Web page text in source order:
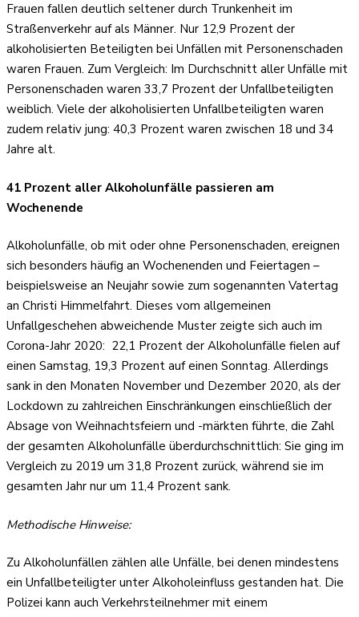
Frauen fallen deutlich seltener durch Trunkenheit im
Straßenverkehr auf als Männer. Nur 12,9 Prozent der
alkoholisierten Beteiligten bei Unfällen mit Personenschaden
waren Frauen. Zum Vergleich: Im Durchschnitt aller Unfälle mit
Personenschaden waren 33,7 Prozent der Unfallbeteiligten
weiblich. Viele der alkoholisierten Unfallbeteiligten waren
zudem relativ jung: 40,3 Prozent waren zwischen 18 und 34
Jahre alt.
41 Prozent aller Alkoholunfälle passieren am
Wochenende
Alkoholunfälle, ob mit oder ohne Personenschaden, ereignen
sich besonders häufig an Wochenenden und Feiertagen –
beispielsweise an Neujahr sowie zum sogenannten Vatertag
an Christi Himmelfahrt. Dieses vom allgemeinen
Unfallgeschehen abweichende Muster zeigte sich auch im
Corona-Jahr 2020: 22,1 Prozent der Alkoholunfälle fielen auf
einen Samstag, 19,3 Prozent auf einen Sonntag. Allerdings
sank in den Monaten November und Dezember 2020, als der
Lockdown zu zahlreichen Einschränkungen einschließlich der
Absage von Weihnachtsfeiern und -märkten führte, die Zahl
der gesamten Alkoholunfälle überdurchschnittlich: Sie ging im
Vergleich zu 2019 um 31,8 Prozent zurück, während sie im
gesamten Jahr nur um 11,4 Prozent sank.
Methodische Hinweise:
Zu Alkoholunfällen zählen alle Unfälle, bei denen mindestens
ein Unfallbeteiligter unter Alkoholeinfluss gestanden hat. Die
Polizei kann auch Verkehrsteilnehmer mit einem